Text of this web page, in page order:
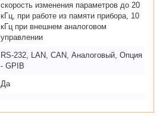
скорость изменения параметров до 20
кГц, при работе из памяти прибора, 10
кГц при внешнем аналоговом
управлении
RS-232, LAN, CAN, Аналоговый, Опция
- GPIB
Да